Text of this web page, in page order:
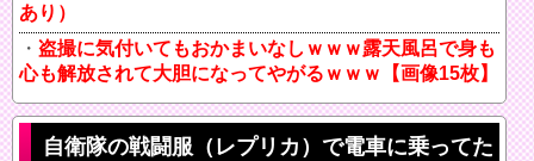
あり）
盗撮に気付いてもおかまいなしｗｗｗ露天風呂で身も
心も解放されて大胆になってやがるｗｗｗ【画像15枚】
自衛隊の戦闘服（レプリカ）で電車に乗ってた